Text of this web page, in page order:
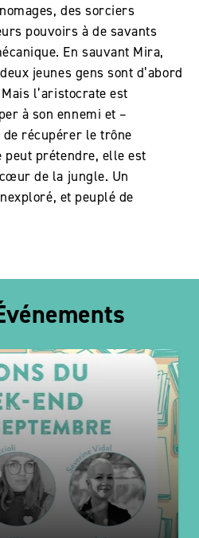
des sorciers
pouvoirs à de savants
En sauvant Mira,
jeunes gens sont d’abord
l’aristocrate est
à son ennemi et –
récupérer le trône
peut prétendre, elle est
de la jungle. Un
et peuplé de